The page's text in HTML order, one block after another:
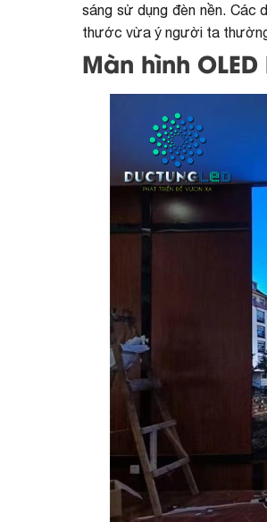
sáng sử dụng đèn nền. Các
thước vừa ý người ta thường
Màn hình